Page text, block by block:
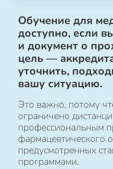
Обучение для
доступно, если
и документ о
цель —
уточнить,
вашу ситуацию.
Это важно, потому
ограничено
профессиональным
фармацевтического
предусмотренных
программами.